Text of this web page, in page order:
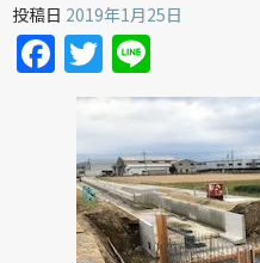
投稿日 2019年1月25日
Facebook
Twitter